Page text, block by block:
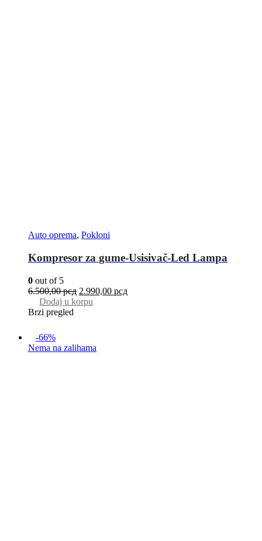
Auto oprema, Pokloni
Kompresor za gume-Usisivač-Led Lampa
0 out of 5
6.500,00рсд 2.990,00 рсд
Dodaj u korpu
Brzi pregled
-66%
Nema na zalihama